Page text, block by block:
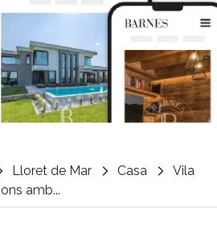
Lloret de Mar Casa
Vila
amb...